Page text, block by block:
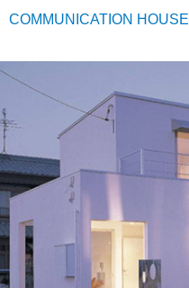
COMMUNICATION HOUSE